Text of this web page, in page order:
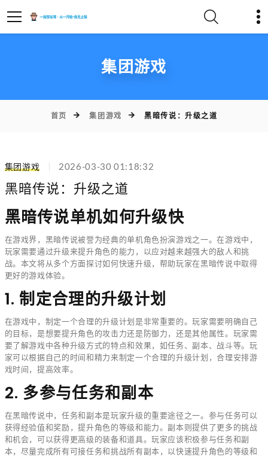
集团游戏
首页 集团游戏 黑暗传说：升级之道
集团游戏 2026-03-30 01:18:32
黑暗传说：升级之道
黑暗传说单机如何升级快
在游戏界，黑暗传说被誉为经典的单机角色扮演游戏之一。在游戏中，
玩家需要通过升级来提升角色的能力，以应对越来越强大的敌人和挑
战。本文将从多个方面探讨如何快速升级，帮助玩家在黑暗传说中取得
更好的游戏体验。
1. 制定合理的升级计划
在游戏中，制定一个合理的升级计划是非常重要的。玩家需要明确自己
的目标，是想要提升角色的攻击力还是防御力，还是其他属性。玩家需
要了解游戏中各种升级方式的特点和效果，如任务、副本、战斗等。玩
家可以根据自己的时间和精力来制定一个合理的升级计划，合理安排游
戏时间，提高效率。
2. 多参与任务和副本
在黑暗传说中，任务和副本是玩家升级的重要途径之一。参与任务可以
获得经验值和奖励，提升角色的等级和能力。副本则提供了更多的挑战
和机会，可以获得更高级的装备和道具。玩家应该积极参与任务和副
本，尽量完成所有可接任务和挑战所有副本，以快速提升角色的等级和